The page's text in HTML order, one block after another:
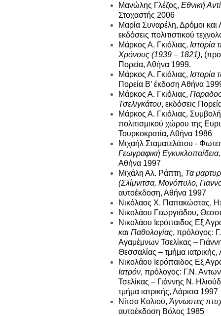
Μανώλης Γλέζος, Εθνική
Στοχαστής 2006
Μαρία Συναρέλη, Δρόμοι
εκδόσεις πολιτιστικού
Μάρκος Α. Γκιόλιας, Ιστορία
Χρόνους (1939 – 1821),
Πορεία, Αθήνα 1999.
Μάρκος Α. Γκιόλιας,
Πορεία Β’ έκδοση Αθήνα
Μάρκος Α. Γκιόλιας,
Τσελιγκάτου, εκδόσεις
Μάρκος Α. Γκιόλιας, Συμβολή
πολιτισμικού χώρου της
Τουρκοκρατία, Αθήνα 1986
Μιχαήλ Σταματελάτου -
Γεωγραφική Εγκυκλοπαίδεια
Αθήνα 1997
Μιχάλη Αλ. Ράπτη, Τα
(Σλίμνιτσα, Μονόπυλο,
αυτοέκδοση, Αθήνα 1997
Νικόλαος Χ. Παπακώστας,
Νικολάου Γεωργιάδου,
Νικολάου Ιερόπαιδος Εξ
και Παθολογίας, πρόλογος:
Αγαμέμνων Τσελίκας –
Θεσσαλίας – τμήμα
Νικολάου Ιερόπαιδος Εξ
Ιατρόν, πρόλογος: Γ.Ν.
Τσελίκας – Γιάννης Ν.
τμήμα ιατρικής, Λάρισα 1997
Νίτσα Κολιού, Άγνωστες
αυτοέκδοση Βόλος 1985